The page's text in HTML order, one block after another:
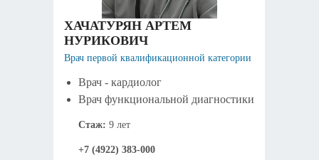
ХАЧАТУРЯН АРТЕМ
НУРИКОВИЧ
Врач первой квалификационной категории
Врач - кардиолог
Врач функциональной диагностики
Стаж: 9 лет
+7 (4922) 383-000